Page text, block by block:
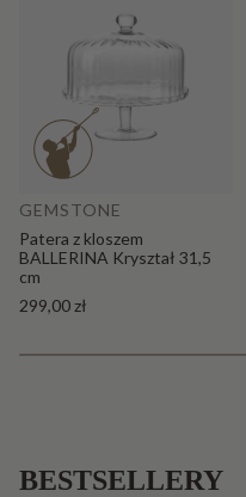
Dodaj do koszyka
GEMSTONE
Patera z kloszem
BALLERINA Kryształ 31,5
cm
299,00 zł
BESTSELLERY